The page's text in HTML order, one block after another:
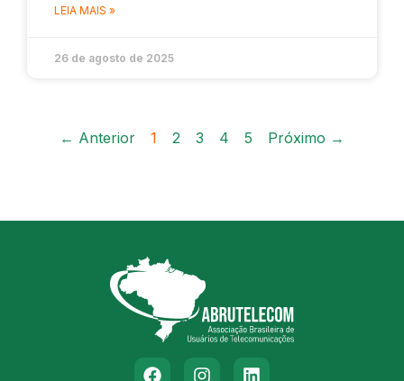
LEIA MAIS »
26 de agosto de 2025
← Anterior 1 2 3 4 5 Próximo →